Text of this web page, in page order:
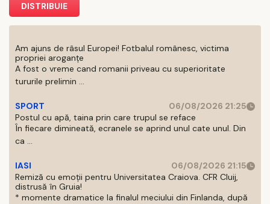
DISTRIBUIE
Am ajuns de râsul Europei! Fotbalul românesc, victima
propriei aroganțe
A fost o vreme cand romanii priveau cu superioritate
tururile prelimin ...
SPORT
06/08/2026 21:25
Postul cu apă, taina prin care trupul se reface
În fiecare dimineată, ecranele se aprind unul cate unul. Din
ca ...
IASI
06/08/2026 21:15
Remiză cu emoții pentru Universitatea Craiova. CFR Cluij,
distrusă în Gruia!
* momente dramatice la finalul meciului din Finlanda, după